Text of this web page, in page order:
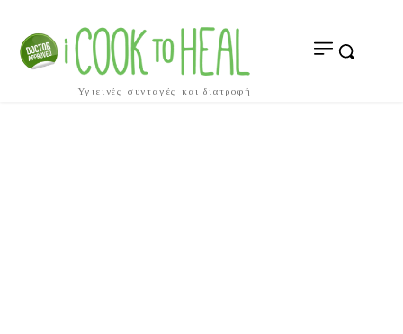
Υγιεινές συνταγές και διατροφή